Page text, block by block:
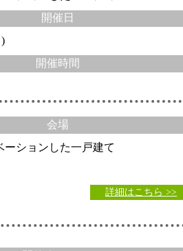
開催日
開催時間
会場
ーションした一戸建て
詳細はこちら >>